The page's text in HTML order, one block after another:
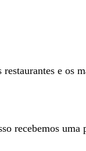
e os
recebemos uma